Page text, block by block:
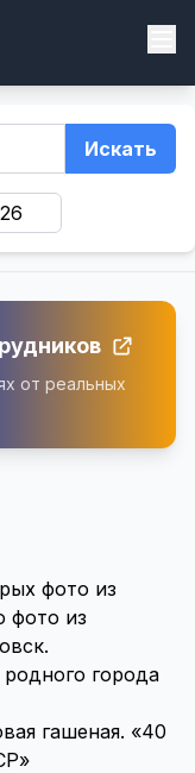
Искать
от реальных
фото из
фото из
города